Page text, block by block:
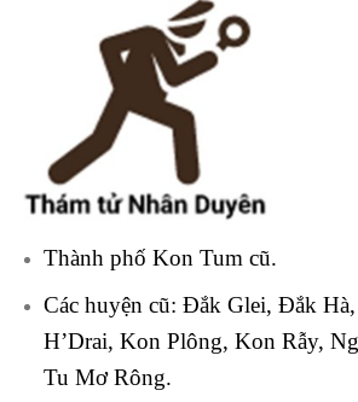
Thành phố Kon Tum cũ.
Các huyện cũ: Đắk Glei, Đắk
H’Drai, Kon Plông, Kon Rẫy,
Tu Mơ Rông.